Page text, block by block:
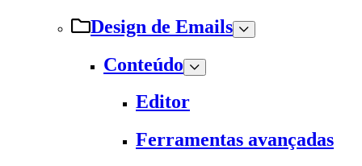
Design de Emails
Conteúdo
Editor
Ferramentas avançadas